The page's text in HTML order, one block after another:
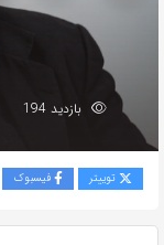
بازدید 194
توییتر فیسبوک